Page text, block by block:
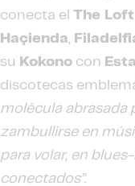
conecta elThe Loft
Haçienda,
su Kokono con
discotecas
molécula abrasada
zambullirse en
para volar, en
conectados”.